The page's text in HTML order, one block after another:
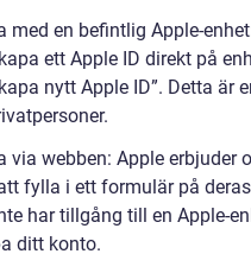
med en befintlig Apple-
ett Apple ID direkt på
nytt Apple ID”. Detta är
via webben: Apple erbjuder
fylla i ett formulär på
har tillgång till en Apple-
ditt konto.